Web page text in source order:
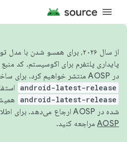
از سال ۲۰۲۶، برای همسو شدن با
پایداری پلتفرم برای اکوسیستم، کد
در AOSP منتشر خواهیم کرد. برای ساخت و مشارکت در AOSP،
android-latest-release
android-latest-release
شده در AOSP ارجاع می‌دهد. برای اطلاعات بیشتر، به
AOSP مراجعه کنید.